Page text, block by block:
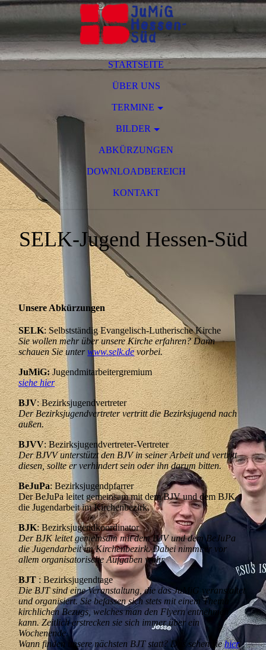
STARTSEITE
ÜBER UNS
TERMINE
BILDER
ABKÜRZUNGEN
DOWNLOADBEREICH
KONTAKT
SELK-Jugend Hessen-Süd
Unsere Abkürzungen
SELK: Selbstständig Evangelisch-Lutherische Kirche
Sie wollen mehr über unsere Kirche erfahren? Dann
schauen Sie unterwww.selk.devorbei.
JuMiG:Jugendmitarbeitergremium
siehe hier
BJV: Bezirksjugendvertreter
Der Bezirksjugendvertreter vertritt die Bezirksjugend nach
außen.
BJVV: Bezirksjugendvertreter-Vertreter
Der BJVV unterstützt den BJV in seiner Arbeit und vertritt
diesen, sollte er verhindert sein oder ihn darum bitten.
BeJuPa: Bezirksjugendpfarrer
Der BeJuPa leitet gemeinsam mit dem BJV und dem BJK
die Jugendarbeit im Kirchenbezirk.
BJK: Bezirksjugendkoordinator
Der BJK leitet gemeinsam mit dem BJV und dem BeJuPa
die Jugendarbeit im Kirchenbezirk. Dabei nimmt er vor
allem organisatorische Aufgaben wahr.
BJT: Bezirksjugendtage
Die BJT sind eine Veranstaltung, die das JuMiG veranstaltet
und organisiert. Sie befassen sich stets mit einem Thema
kirchlichen Bezugs, welches man den Flyern entnehmen
kann. Zeitlich erstrecken sie sich immer über ein
Wochenende.
Wann finden unsere nächsten BJT statt? Das sehen siehier.